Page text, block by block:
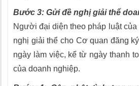
Bước 3: Gửi đề nghị giải thể
Người đại diện theo pháp luật
nghị giải thể cho Cơ quan đăng
ngày làm việc, kể từ ngày thanh
của doanh nghiệp.